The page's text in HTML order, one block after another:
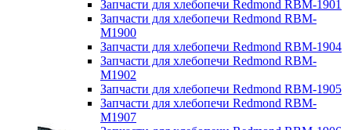
Запчасти для хлебопечи Redmond RBM-1901
Запчасти для хлебопечи Redmond RBM-
M1900
Запчасти для хлебопечи Redmond RBM-1904
Запчасти для хлебопечи Redmond RBM-
M1902
Запчасти для хлебопечи Redmond RBM-1905
Запчасти для хлебопечи Redmond RBM-
M1907